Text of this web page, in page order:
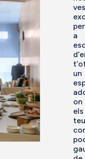
per
a
un
on
els